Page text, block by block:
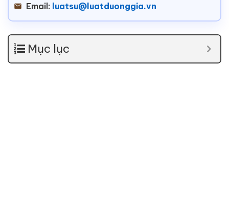
Email: luatsu@luatduonggia.vn
Mục lục